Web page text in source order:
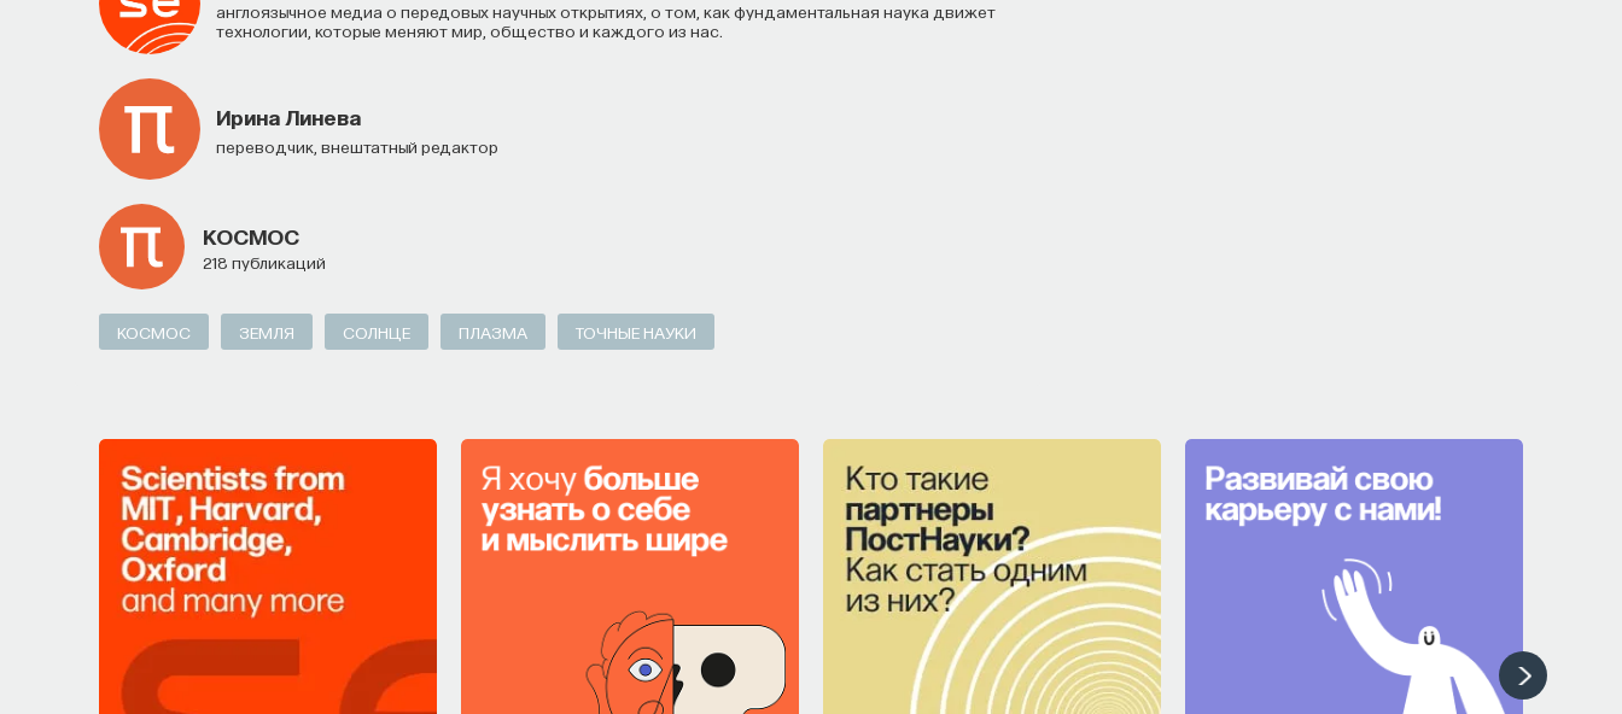
Англоязычное медиа о передовых научных открытиях, о том, как фундаментальная наука движет
технологии, которые меняют мир, общество и каждого из нас.
Ирина Линева
Переводчик, внештатный редактор
КОСМОС
218 публикаций
КОСМОС ЗЕМЛЯ СОЛНЦЕ ПЛАЗМА ТОЧНЫЕ НАУКИ